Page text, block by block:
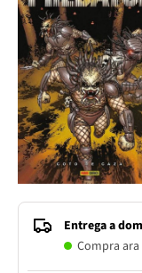
Entrega a
Compra